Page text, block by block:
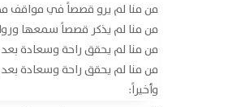
من منا لم يرو قصصاً في مواقف
من منا لم يذكر قصصاً سمعها
من منا لم يحقق راحة وسعادة
من منا لم يحقق راحة وسعادة بعد
وأخيراً: